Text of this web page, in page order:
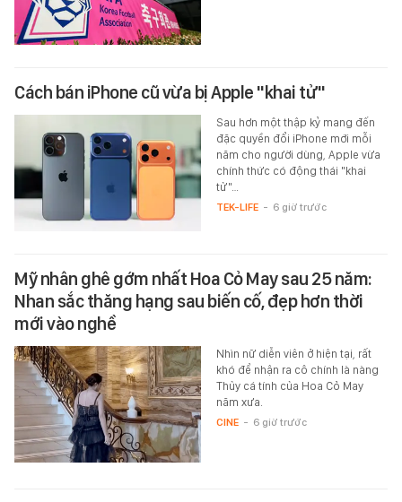
Cách bán iPhone cũ vừa bị Apple "khai tử"
Sau hơn một thập kỷ mang đến
đặc quyền đổi iPhone mới mỗi
năm cho người dùng, Apple vừa
chính thức có động thái "khai
tử"…
TEK-LIFE - 6 giờ trước
Mỹ nhân ghê gớm nhất Hoa Cỏ May sau 25 năm:
Nhan sắc thăng hạng sau biến cố, đẹp hơn thời
mới vào nghề
Nhìn nữ diễn viên ở hiện tại, rất
khó để nhận ra cô chính là nàng
Thủy cá tính của Hoa Cỏ May
năm xưa.
CINE - 6 giờ trước